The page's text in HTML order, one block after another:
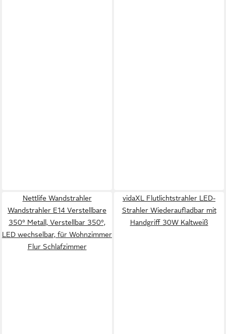
Nettlife Wandstrahler
Wandstrahler E14 Verstellbare
350° Metall, Verstellbar 350°,
LED wechselbar, für Wohnzimmer
Flur Schlafzimmer
vidaXL Flutlichtstrahler LED-
Strahler Wiederaufladbar mit
Handgriff 30W Kaltweiß